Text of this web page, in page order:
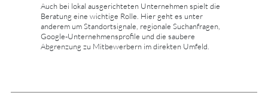
Auch bei lokal ausgerichteten Unternehmen spielt die
Beratung eine wichtige Rolle. Hier geht es unter
anderem um Standortsignale, regionale Suchanfragen,
Google-Unternehmensprofile und die saubere
Abgrenzung zu Mitbewerbern im direkten Umfeld.